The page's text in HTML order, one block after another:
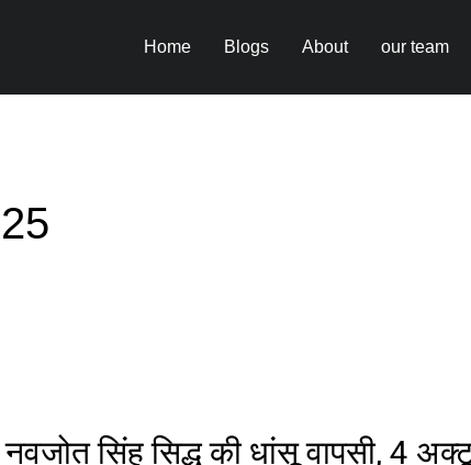
Home Blogs About our team
सिंह सिद्धू की धांसू वापसी, 4